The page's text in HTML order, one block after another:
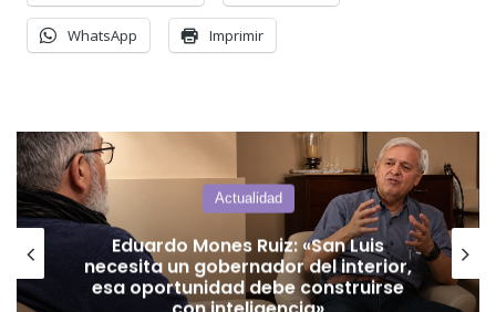
WhatsApp Imprimir
Actualidad
Jubilados Autoconvocados solicitan
audiencia con Poggi para abordar el
boleto gratuito interurbano